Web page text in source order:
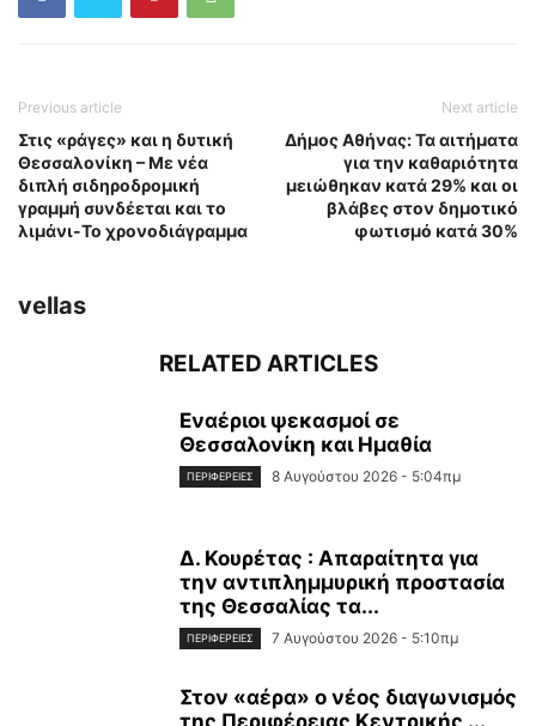
Previous article
Στις «ράγες» και η δυτική
Θεσσαλονίκη – Με νέα
διπλή σιδηροδρομική
γραμμή συνδέεται και το
λιμάνι-Το χρονοδιάγραμμα
Next article
Δήμος Αθήνας: Τα αιτήματα
για την καθαριότητα
μειώθηκαν κατά 29% και οι
βλάβες στον δημοτικό
φωτισμό κατά 30%
vellas
RELATED ARTICLES
Εναέριοι ψεκασμοί σε
Θεσσαλονίκη και Ημαθία
ΠΕΡΙΦΈΡΕΙΕΣ 8 Αυγούστου 2026 - 5:04πμ
Δ. Κουρέτας : Απαραίτητα για
την αντιπλημμυρική προστασία
της Θεσσαλίας τα...
ΠΕΡΙΦΈΡΕΙΕΣ 7 Αυγούστου 2026 - 5:10πμ
Στον «αέρα» ο νέος διαγωνισμός